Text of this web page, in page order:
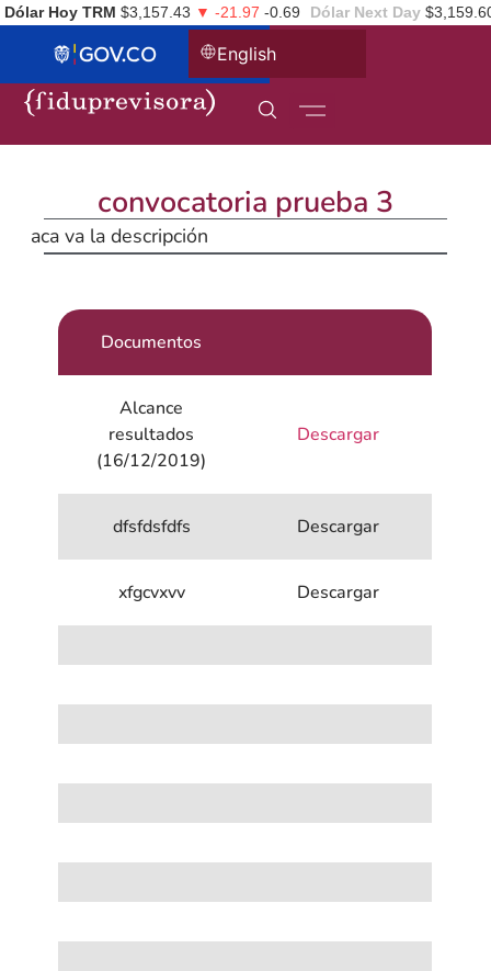
Dólar Hoy TRM $3,157.43 ▼ -21.97 -0.69 Dólar Next Day
English
convocatoria prueba 3
aca va la descripción
Documentos
Alcance
resultados
(16/12/2019)
Descargar
dfsfdsfdfs Descargar
xfgcvxvv Descargar